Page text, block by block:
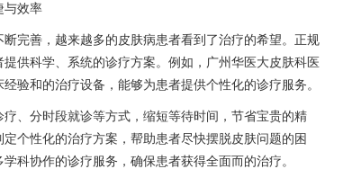
与效率
完善，越来越多的皮肤病患者看到了治疗的希望。正规
供科学、系统的诊疗方案。例如，广州华医大皮肤科医
验和的治疗设备，能够为患者提供个性化的诊疗服务。
、分时段就诊等方式，缩短等待时间，节省宝贵的精
个性化的治疗方案，帮助患者尽快摆脱皮肤问题的困
科协作的诊疗服务，确保患者获得全面而的治疗。